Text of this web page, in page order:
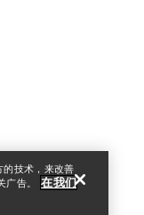
的技术，来改善
告。
在我们